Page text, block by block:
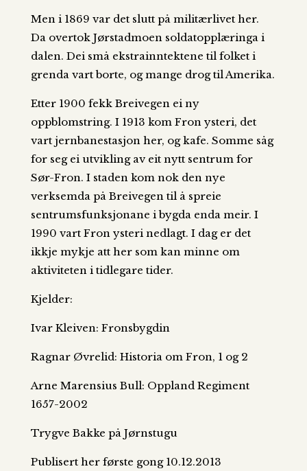
Men i 1869 var det slutt på militærlivet her.
Da overtok Jørstadmoen soldatopplæringa i
dalen. Dei små ekstrainntektene til folket i
grenda vart borte, og mange drog til Amerika.
Etter 1900 fekk Breivegen ei ny
oppblomstring. I 1913 kom Fron ysteri, det
vart jernbanestasjon her, og kafe. Somme såg
for seg ei utvikling av eit nytt sentrum for
Sør-Fron. I staden kom nok den nye
verksemda på Breivegen til å spreie
sentrumsfunksjonane i bygda enda meir. I
1990 vart Fron ysteri nedlagt. I dag er det
ikkje mykje att her som kan minne om
aktiviteten i tidlegare tider.
Kjelder:
Ivar Kleiven: Fronsbygdin
Ragnar Øvrelid: Historia om Fron, 1 og 2
Arne Marensius Bull: Oppland Regiment
1657-2002
Trygve Bakke på Jørnstugu
Publisert her første gong 10.12.2013